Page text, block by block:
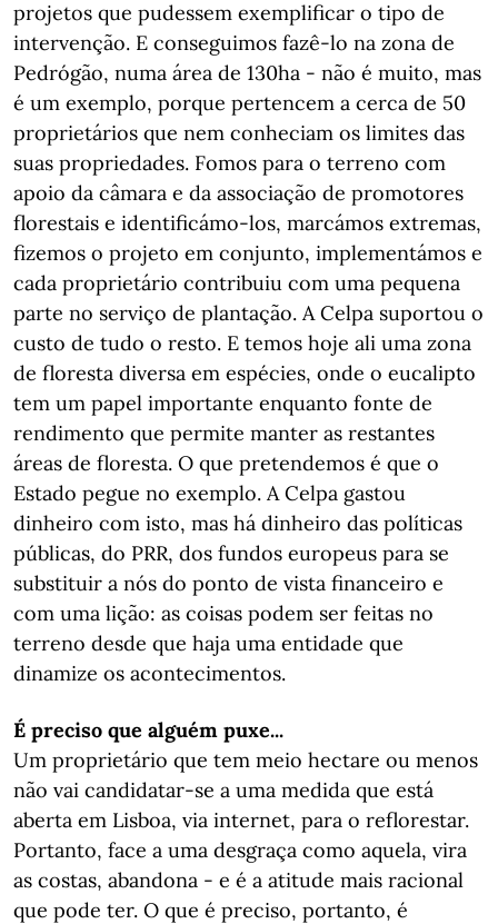
projetos que pudessem exemplificar o tipo de
intervenção. E conseguimos fazê-lo na zona de
Pedrógão, numa área de 130ha - não é muito, mas
é um exemplo, porque pertencem a cerca de 50
proprietários que nem conheciam os limites das
suas propriedades. Fomos para o terreno com
apoio da câmara e da associação de promotores
florestais e identificámo-los, marcámos extremas,
fizemos o projeto em conjunto, implementámos e
cada proprietário contribuiu com uma pequena
parte no serviço de plantação. A Celpa suportou o
custo de tudo o resto. E temos hoje ali uma zona
de floresta diversa em espécies, onde o eucalipto
tem um papel importante enquanto fonte de
rendimento que permite manter as restantes
áreas de floresta. O que pretendemos é que o
Estado pegue no exemplo. A Celpa gastou
dinheiro com isto, mas há dinheiro das políticas
públicas, do PRR, dos fundos europeus para se
substituir a nós do ponto de vista financeiro e
com uma lição: as coisas podem ser feitas no
terreno desde que haja uma entidade que
dinamize os acontecimentos.
É preciso que alguém puxe...
Um proprietário que tem meio hectare ou menos
não vai candidatar-se a uma medida que está
aberta em Lisboa, via internet, para o reflorestar.
Portanto, face a uma desgraça como aquela, vira
as costas, abandona - e é a atitude mais racional
que pode ter. O que é preciso, portanto, é